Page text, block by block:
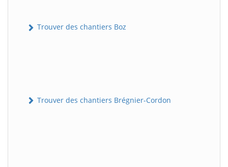
Trouver des chantiers Boz
Trouver des chantiers Brégnier-Cordon